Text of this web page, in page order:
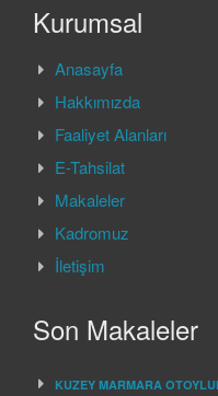
Kurumsal
Anasayfa
Hakkımızda
Faaliyet Alanları
E-Tahsilat
Makaleler
Kadromuz
İletişim
Son Makaleler
KUZEY MARMARA